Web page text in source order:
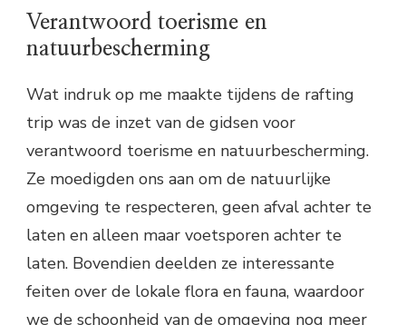
Verantwoord toerisme en
natuurbescherming
Wat indruk op me maakte tijdens de rafting
trip was de inzet van de gidsen voor
verantwoord toerisme en natuurbescherming.
Ze moedigden ons aan om de natuurlijke
omgeving te respecteren, geen afval achter te
laten en alleen maar voetsporen achter te
laten. Bovendien deelden ze interessante
feiten over de lokale flora en fauna, waardoor
we de schoonheid van de omgeving nog meer